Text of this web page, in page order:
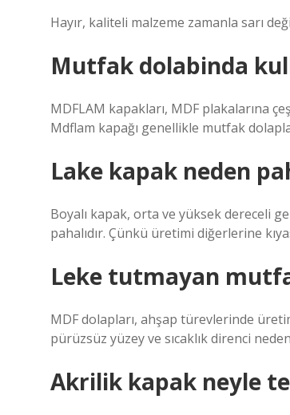
Hayır, kaliteli malzeme zamanla sarı
Mutfak dolabinda
MDFLAM kapakları, MDF plakalarına
Mdflam kapağı genellikle mutfak
Lake kapak neden
Boyalı kapak, orta ve yüksek dereceli
pahalıdır. Çünkü üretimi diğerlerine
Leke tutmayan
MDF dolapları, ahşap türevlerinde
pürüzsüz yüzey ve sıcaklık direnci
Akrilik kapak neyle